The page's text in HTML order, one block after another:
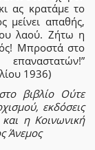
ας κρατάμε το
μείνει απαθής,
λαού. Ζήτω η
Μπροστά στο
1936)
βιβλίο Ούτε
εκδόσεις
η Κοινωνική
Άνεμος